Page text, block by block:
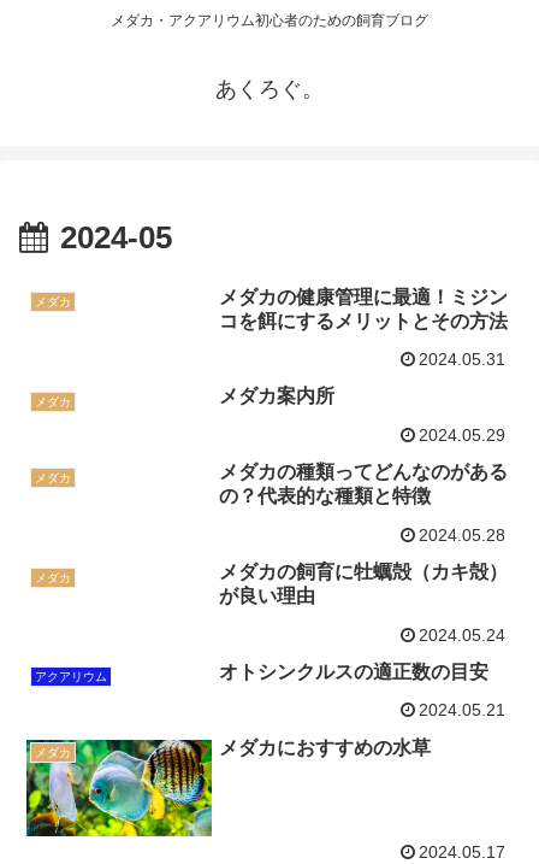
メダカ・アクアリウム初心者のための飼育ブログ
あくろぐ。
2024-05
メダカ
メダカの健康管理に最適！ミジン
コを餌にするメリットとその方法
2024.05.31
メダカ メダカ案内所
2024.05.29
メダカ
メダカの種類ってどんなのがある
の？代表的な種類と特徴
2024.05.28
メダカ
メダカの飼育に牡蠣殻（カキ殻）
が良い理由
2024.05.24
アクアリウム オトシンクルスの適正数の目安
2024.05.21
メダカ メダカにおすすめの水草
2024.05.17